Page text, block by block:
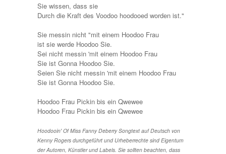
Sie wissen, dass sie
Durch die Kraft des Voodoo hoodooed worden ist."
Sie messin nicht "mit einem Hoodoo Frau
ist sie werde Hoodoo Sie.
Sei nicht messin 'mit einem Hoodoo Frau
Sie ist Gonna Hoodoo Sie.
Seien Sie nicht messin 'mit einem Hoodoo Frau
Sie ist Gonna Hoodoo Sie.
Hoodoo Frau Pickin bis ein Qwewee
Hoodoo Frau Pickin bis ein Qwewee
Hoodooin' Of Miss Fanny Deberry Songtext auf Deutsch von
Kenny Rogers durchgeführt und Urheberrechte sind Eigentum
der Autoren, Künstler und Labels. Sie sollten beachten, dass